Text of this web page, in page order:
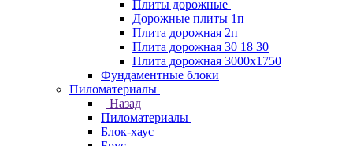
Плиты дорожные
Дорожные плиты 1п
Плита дорожная 2п
Плита дорожная 30 18 30
Плита дорожная 3000х1750
Фундаментные блоки
Пиломатериалы
Назад
Пиломатериалы
Блок-хаус